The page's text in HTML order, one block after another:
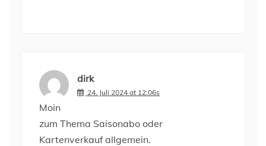
dirk
24. Juli 2024 at 12:06s
Moin
zum Thema Saisonabo oder
Kartenverkauf allgemein.